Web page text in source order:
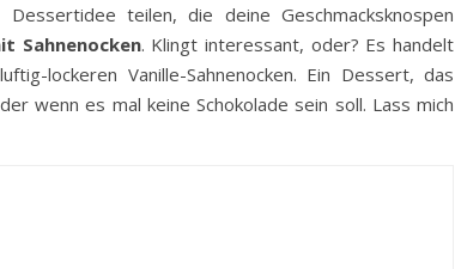
teilen, die deine Geschmacksknospen
Sahnenocken. Klingt interessant, oder? Es handelt
lockeren Vanille-Sahnenocken. Ein Dessert, das
wenn es mal keine Schokolade sein soll. Lass mich